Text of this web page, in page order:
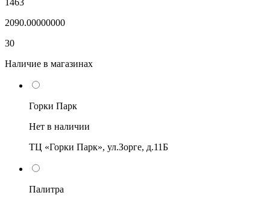
1463
2090.00000000
30
Наличие в магазинах
Горки Парк
Нет в наличии
ТЦ «Горки Парк», ул.Зорге, д.11Б
Палитра